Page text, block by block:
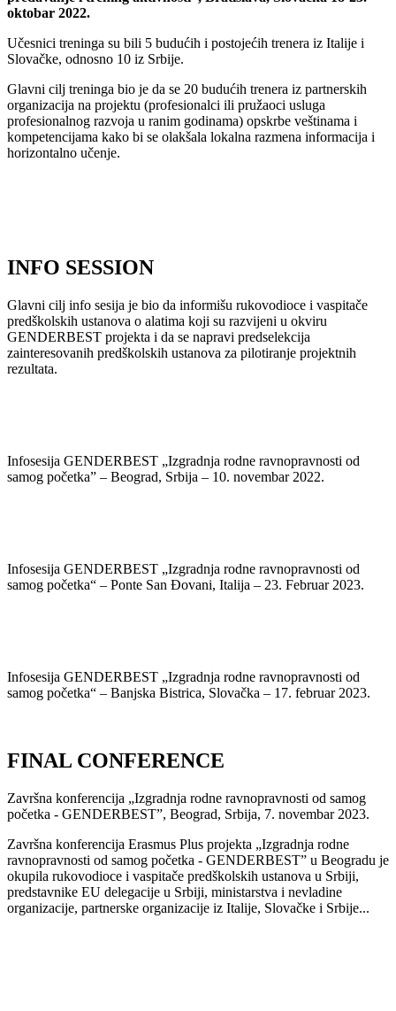
oktobar 2022.
Učesnici treninga su bili 5 budućih i postojećih trenera iz Italije i
Slovačke, odnosno 10 iz Srbije.
Glavni cilj treninga bio je da se 20 budućih trenera iz partnerskih
organizacija na projektu (profesionalci ili pružaoci usluga
profesionalnog razvoja u ranim godinama) opskrbe veštinama i
kompetencijama kako bi se olakšala lokalna razmena informacija i
horizontalno učenje.
INFO SESSION
Glavni cilj info sesija je bio da informišu rukovodioce i vaspitače
predškolskih ustanova o alatima koji su razvijeni u okviru
GENDERBEST projekta i da se napravi predselekcija
zainteresovanih predškolskih ustanova za pilotiranje projektnih
rezultata.
Infosesija GENDERBEST „Izgradnja rodne ravnopravnosti od
samog početka” – Beograd, Srbija – 10. novembar 2022.
Infosesija GENDERBEST „Izgradnja rodne ravnopravnosti od
samog početka“ – Ponte San Đovani, Italija – 23. Februar 2023.
Infosesija GENDERBEST „Izgradnja rodne ravnopravnosti od
samog početka“ – Banjska Bistrica, Slovačka – 17. februar 2023.
FINAL CONFERENCE
Završna konferencija „Izgradnja rodne ravnopravnosti od samog
početka - GENDERBEST”, Beograd, Srbija, 7. novembar 2023.
Završna konferencija Erasmus Plus projekta „Izgradnja rodne
ravnopravnosti od samog početka - GENDERBEST” u Beogradu je
okupila rukovodioce i vaspitače predškolskih ustanova u Srbiji,
predstavnike EU delegacije u Srbiji, ministarstva i nevladine
organizacije, partnerske organizacije iz Italije, Slovačke i Srbije...